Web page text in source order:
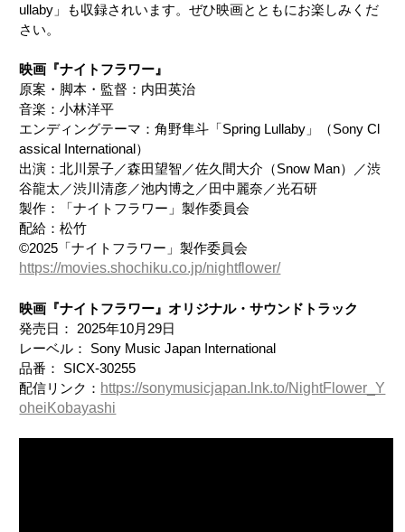
ullaby」も収録されいます。ぜひ映画とともにお楽しみくだ
さい。
映画『ナイトフラワー』
原案・脚本・監督：内田英治
音楽：小林洋平
エンディングテーマ：角野隼斗「Spring Lullaby」（Sony Cl
assical International）
出演：北川景子／森田望智／佐久間大介（Snow Man）／渋
谷龍太／渋川清彦／池内博之／田中麗奈／光石研
製作：「ナイトフラワー」製作委員会
配給：松竹
©2025「ナイトフラワー」製作委員会
https://movies.shochiku.co.jp/nightflower/
映画『ナイトフラワー』オリジナル・サウンドトラック
発売日： 2025年10月29日
レーベル： Sony Music Japan International
品番： SICX-30255
配信リンク： https://sonymusicjapan.lnk.to/NightFlower_Y
oheiKobayashi